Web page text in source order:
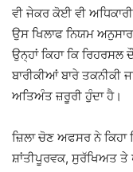
ਵੀ ਜੇਕਰ ਕੋਈ ਵੀ
ਉਸ ਖਿਲਾਫ ਨਿਯਮ
ਉਨ੍ਹਾਂ ਕਿਹਾ ਕਿ
ਬਾਰੀਕੀਆਂ ਬਾਰੇ ਤਕਨੀਕੀ
ਅਤਿਅੰਤ ਜ਼ਰੂਰੀ ਹੁੰਦਾ ਹੈ।
ਜ਼ਿਲਾ ਚੋਣ ਅਫਸਰ ਨੇ ਕਿਹਾ
ਸ਼ਾਂਤੀਪੂਰਵਕ, ਸੁਰੱਖਿਅਤ